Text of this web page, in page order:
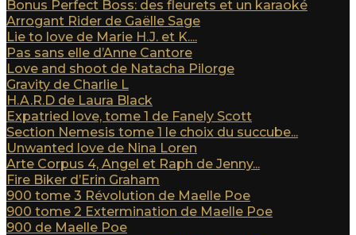
Bonus Perfect Boss: des fleurets et un karaoké
Arrogant Rider de Gaëlle Sage
Lie to love de Marie H.J. et K....
Pas sans elle d’Anne Cantore
Love and shoot de Natacha Pilorge
Gravity de Charlie L
H.A.R.D de Laura Black
Expatried love, tome 1 de Fanely Scott
Section Nemesis tome 1 le choix du succube...
Unwanted love de Nina Loren
Arte Corpus 4, Angel et Raph de Jenny...
Fire Biker d’Erin Graham
900 tome 3 Révolution de Maelle Poe
900 tome 2 Extermination de Maelle Poe
900 de Maelle Poe